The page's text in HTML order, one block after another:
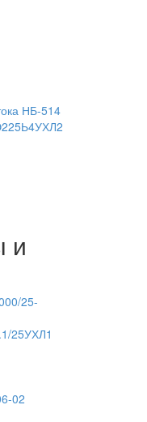
НБ-514
и
25-
25УХЛ1
02